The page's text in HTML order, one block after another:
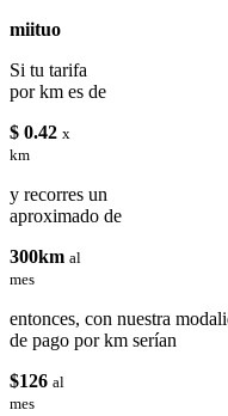
miituo
Si tu tarifa
por km es de
$ 0.42 x
km
y recorres un
aproximado de
300km al
mes
entonces, con nuestra
de pago por km serían
$126 al
mes